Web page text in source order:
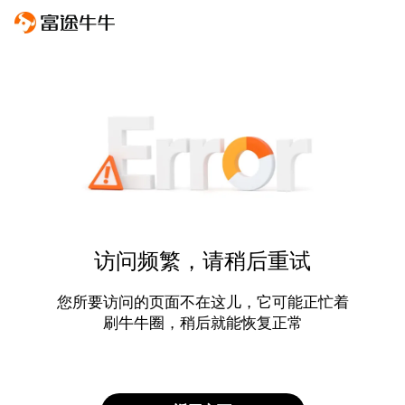
访问频繁，请稍后重试
您所要访问的页面不在这儿，它可能正忙着
刷牛牛圈，稍后就能恢复正常